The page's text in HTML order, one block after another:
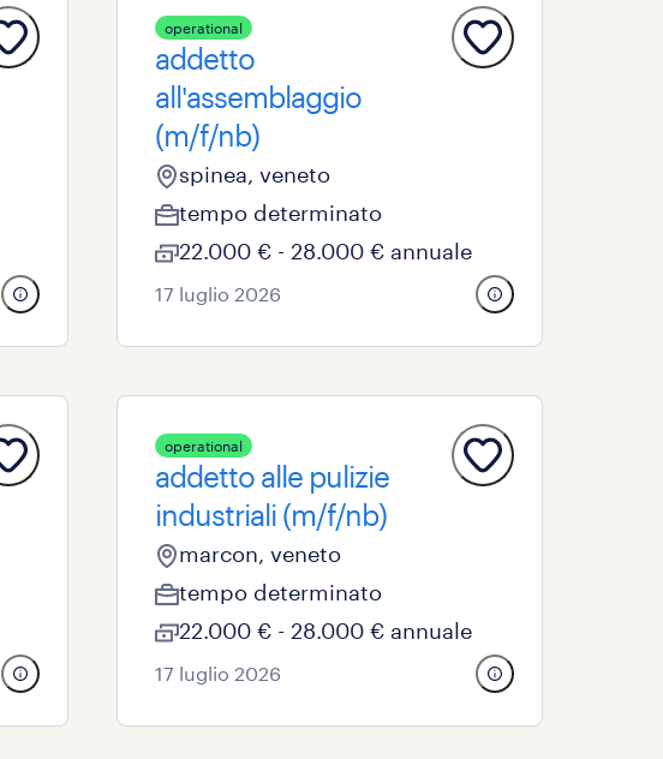
operational
addetto
all'assemblaggio
(m/f/nb)
spinea, veneto
tempo determinato
22.000 € - 28.000 € annuale
17 luglio 2026
operational
addetto alle pulizie
industriali (m/f/nb)
marcon, veneto
tempo determinato
22.000 € - 28.000 € annuale
17 luglio 2026